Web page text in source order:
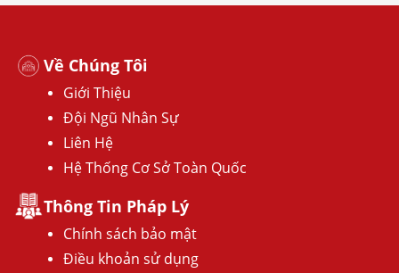
Về Chúng Tôi
Giới Thiệu
Đội Ngũ Nhân Sự
Liên Hệ
Hệ Thống Cơ Sở Toàn Quốc
Thông Tin Pháp Lý
Chính sách bảo mật
Điều khoản sử dụng